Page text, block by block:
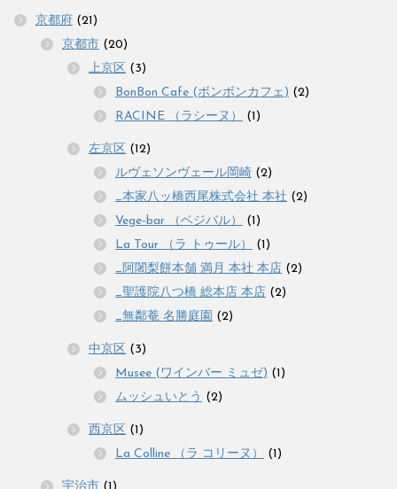
京都府 (21)
京都市 (20)
上京区 (3)
BonBon Cafe (ボンボンカフェ) (2)
RACINE （ラシーヌ）
(1)
左京区 (12)
ルヴェソンヴェール岡崎 (2)
_本家八ッ橋西尾株式会社 本社 (2)
Vege-bar （ベジバル）
(1)
La Tour （ラ トゥール）
(1)
_阿闍梨餅本舗 満月 本社 本店 (2)
_聖護院八つ橋 総本店 本店 (2)
_無鄰菴 名勝庭園 (2)
中京区 (3)
Musee (ワインバー ミュゼ) (1)
ムッシュいとう (2)
西京区 (1)
La Colline （ラ コリーヌ）
(1)